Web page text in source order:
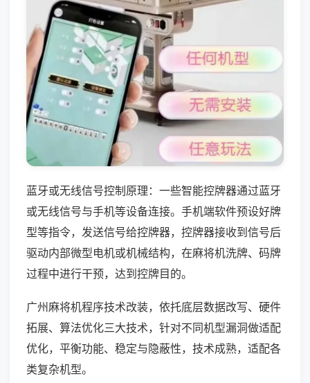
蓝牙或无线信号控制原理：一些智能控牌器通过蓝牙
或无线信号与手机等设备连接。手机端软件预设好牌
型等指令，发送信号给控牌器，控牌器接收到信号后
驱动内部微型电机或机械结构，在麻将机洗牌、码牌
过程中进行干预，达到控牌目的。
广州麻将机程序技术改装，依托底层数据改写、硬件
拓展、算法优化三大技术，针对不同机型漏洞做适配
优化，平衡功能、稳定与隐蔽性，技术成熟，适配各
类复杂机型。